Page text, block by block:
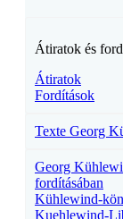
Átiratok és
Átiratok
Fordítások
Texte Georg
Georg
fordításában
Kühlewind-
Kuehlewind-